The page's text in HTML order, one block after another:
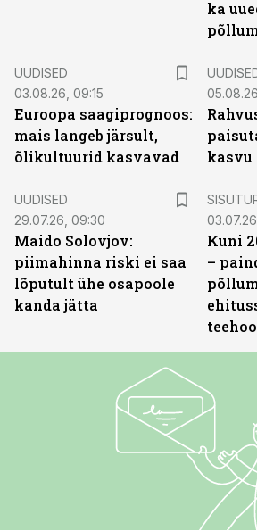
ka
UUDISED
03.08.26, 09:15
Euroopa saagiprognoos:
mais langeb järsult,
õlikultuurid kasvavad
kasvu
UUDISED
29.07.26, 09:30
Maido Solovjov:
piimahinna riski ei saa
lõputult ühe osapoole
kanda jätta
Kuni
–